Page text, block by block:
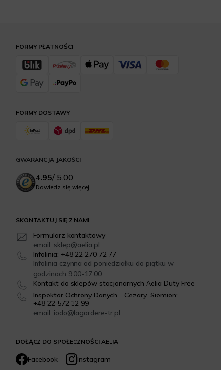
DOŁĄCZ DO SPOŁECZNOŚCI AELIA
Facebook
Instagram
SKONTAKTUJ SIĘ Z NAMI
Formularz kontaktowy
email: sklep@aelia.pl
Infolinia: +48 22 270 72 77
Infolinia czynna od poniedziałku do piątku w
godzinach 9:00-17:00
Kontakt do sklepów stacjonarnych Aelia Duty Free
Inspektor Ochrony Danych - Cezary Siemion:
+48 22 572 32 99
email: iodo@lagardere-tr.pl
FORMY DOSTAWY
FORMY PŁATNOŚCI
GWARANCJA JAKOŚCI
4.95/ 5.00
Dowiedz się więcej